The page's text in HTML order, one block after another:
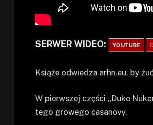
SERWER WIDEO: YOUTUBE
Książe odwiedza arhn.eu, by
W pierwszej części „Duke
tego growego casanovy.